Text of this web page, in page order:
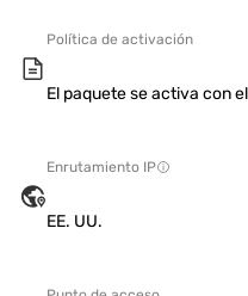
Política de activación
El paquete se activa con
Enrutamiento IP
EE. UU.